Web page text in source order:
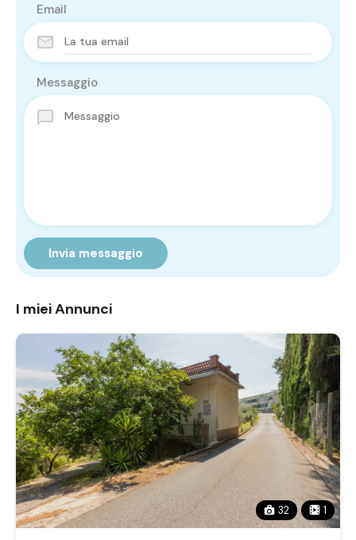
Email
Messaggio
Invia messaggio
I miei Annunci
32 1